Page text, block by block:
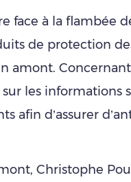
face à la flambée
de protection
amont.
sur les informations
afin d’assurer
Christophe